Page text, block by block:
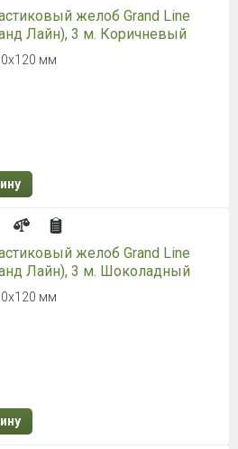
желоб Grand Line
Лайн), 3 м. Коричневый
мм
желоб Grand Line
Лайн), 3 м. Шоколадный
мм